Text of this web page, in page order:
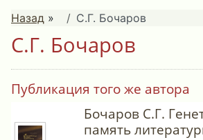
Назад » С.Г. Бочаров
С.Г. Бочаров
Публикация того же автора
Бочаров С.Г.
память